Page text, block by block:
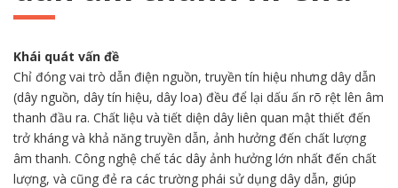
Khái quát vấn đề
Chỉ đóng vai trò dẫn điện nguồn, truyền tín hiệu nhưng dây dẫn
(dây nguồn, dây tín hiệu, dây loa) đều để lại dấu ấn rõ rệt lên âm
thanh đầu ra. Chất liệu và tiết diện dây liên quan mật thiết đến
trở kháng và khả năng truyền dẫn, ảnh hưởng đến chất lượng
âm thanh. Công nghệ chế tác dây ảnh hưởng lớn nhất đến chất
lượng, và cũng đẻ ra các trường phái sử dụng dây dẫn, giúp